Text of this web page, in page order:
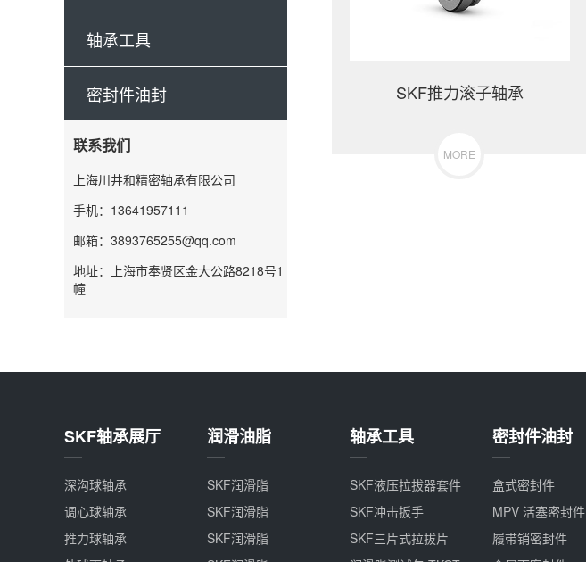
轴承工具
密封件油封
联系我们
上海川井和精密轴承有限公司
手机：13641957111
邮箱：3893765255@qq.com
地址：上海市奉贤区金大公路8218号1
幢
SKF推力滚子轴承
MORE
SKF轴承展厅
深沟球轴承
调心球轴承
推力球轴承
润滑油脂
SKF润滑脂
SKF润滑脂
SKF润滑脂
轴承工具
SKF液压拉拔器套件
SKF冲击扳手
SKF三片式拉拔片
密封件油封
盒式密封件
MPV 活塞密封件
履带销密封件